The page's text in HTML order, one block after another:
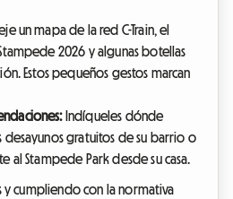
un mapa de la red C-Train, el
2026 y algunas botellas
Estos pequeños gestos marcan
Indíqueles dónde
desayunos gratuitos de su barrio o
al Stampede Park desde su casa.
y cumpliendo con la normativa